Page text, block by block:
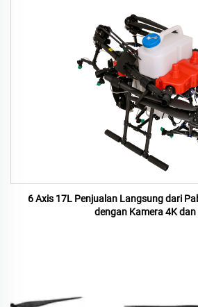
6 Axis 17L Penjualan Langsung dari
dengan Kamera 4K dan